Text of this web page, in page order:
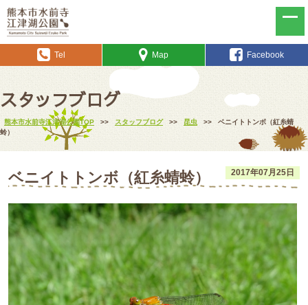
Tel Map Facebook
スタッフブログ
熊本市水前寺江津湖公園TOP >> スタッフブログ >> 昆虫 >>
ベニイトトンボ（紅糸蜻
蛉）
2017年07月25日
ベニイトトンボ（紅糸蜻蛉）